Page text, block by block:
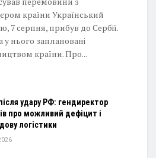
країни Український
7 серпня, прибув до Сербії.
у нього заплановані
країни. Про...
удару РФ: гендиректор
про можливий дефіцит і
логістики